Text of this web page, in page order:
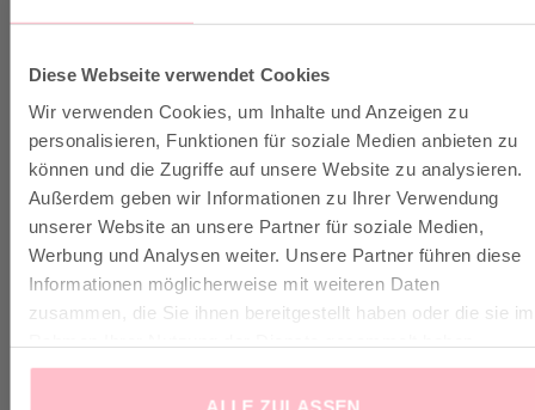
Diese Webseite verwendet Cookies
Wir verwenden Cookies, um Inhalte und Anzeigen zu
personalisieren, Funktionen für soziale Medien anbieten zu
können und die Zugriffe auf unsere Website zu analysieren.
Außerdem geben wir Informationen zu Ihrer Verwendung
unserer Website an unsere Partner für soziale Medien,
Werbung und Analysen weiter. Unsere Partner führen diese
Informationen möglicherweise mit weiteren Daten
zusammen, die Sie ihnen bereitgestellt haben oder die sie im
Another Brand stands for inspiring designs, natural fabrics and
VERSAND & INFO
✓ Versandkostenfrei ab 149€
✓ Klimaneutraler Versand mit DHL / GoGreen
✓
Lieferun und Retoure